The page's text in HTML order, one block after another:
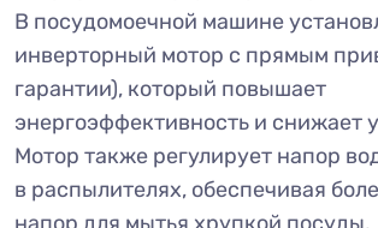
В посудомоечной машине
инверторный мотор с прямым
гарантии), который повышает
энергоэффективность и снижает
Мотор также регулирует напор
в распылителях, обеспечивая